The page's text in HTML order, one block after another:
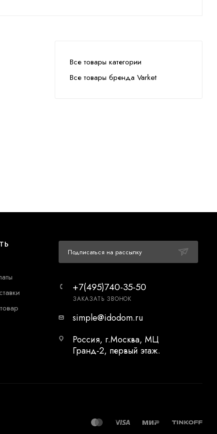
Все товары категории
Все товары бренда Varket
Подписаться на рассылку
+7(495)740-35-50
ЗАКАЗАТЬ ЗВОНОК
simple@idodom.ru
Россия, г.Москва, МЦ
Гранд-2, первый этаж.